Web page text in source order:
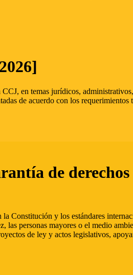
en temas jurídicos,
de acuerdo con los
de
Constitución y los estándares
personas mayores o el medio
de ley y actos legislativos,